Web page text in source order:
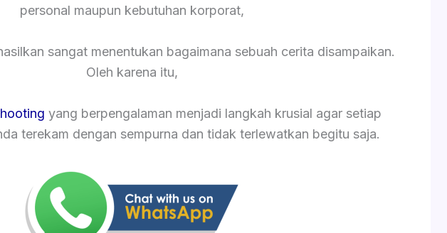
personal maupun kebutuhan korporat,
sangat menentukan bagaimana sebuah cerita disampaikan.
Oleh karena itu,
yang berpengalaman menjadi langkah krusial agar setiap
terekam dengan sempurna dan tidak terlewatkan begitu saja.